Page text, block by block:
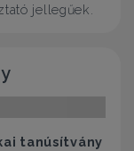
jellegűek.
tanúsítvány